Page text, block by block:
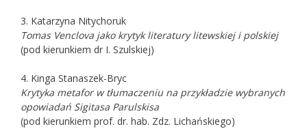
3. Katarzyna Nitychoruk
Tomas Venclova jako krytyk literatury litewskiej i polskiej
(pod kierunkiem dr I. Szulskiej)
4. Kinga Stanaszek-Bryc
Krytyka metafor w tłumaczeniu na przykładzie wybranych
opowiadań Sigitasa Parulskisa
(pod kierunkiem prof. dr. hab. Zdz. Lichańskiego)